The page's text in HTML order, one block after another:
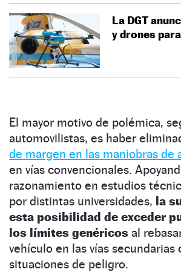
La DGT
y drones
El mayor motivo de polémica,
automovilistas, es haber
de margen en las maniobras de
en vías convencionales.
razonamiento en estudios
por distintas universidades, la
esta posibilidad de exceder
los límites genéricos al
vehículo en las vías secundarias
situaciones de peligro.